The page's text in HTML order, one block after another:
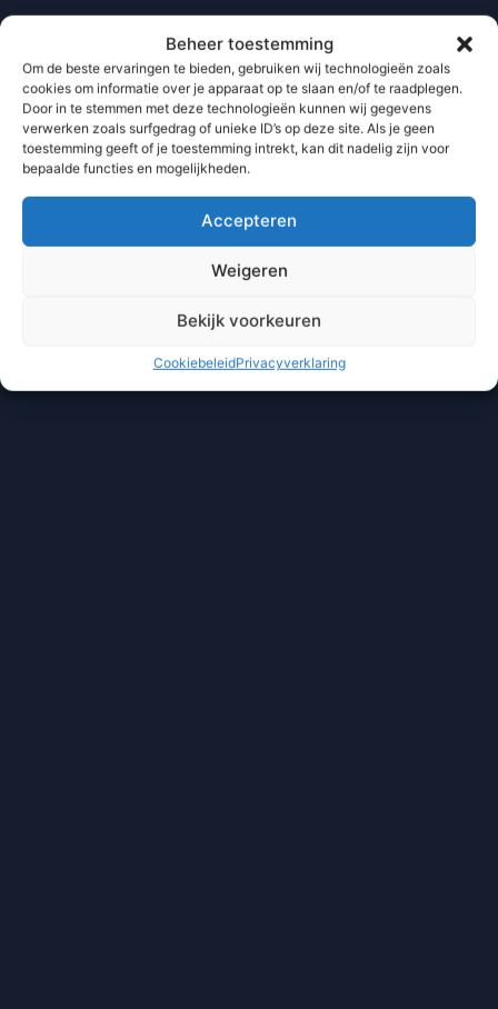
Beheer toestemming
Om de beste ervaringen te bieden, gebruiken wij technologieën zoals
cookies om informatie over je apparaat op te slaan en/of te raadplegen.
Door in te stemmen met deze technologieën kunnen wij gegevens
verwerken zoals surfgedrag of unieke ID’s op deze site. Als je geen
toestemming geeft of je toestemming intrekt, kan dit nadelig zijn voor
bepaalde functies en mogelijkheden.
Accepteren
Weigeren
Bekijk voorkeuren
CookiebeleidPrivacyverklaring